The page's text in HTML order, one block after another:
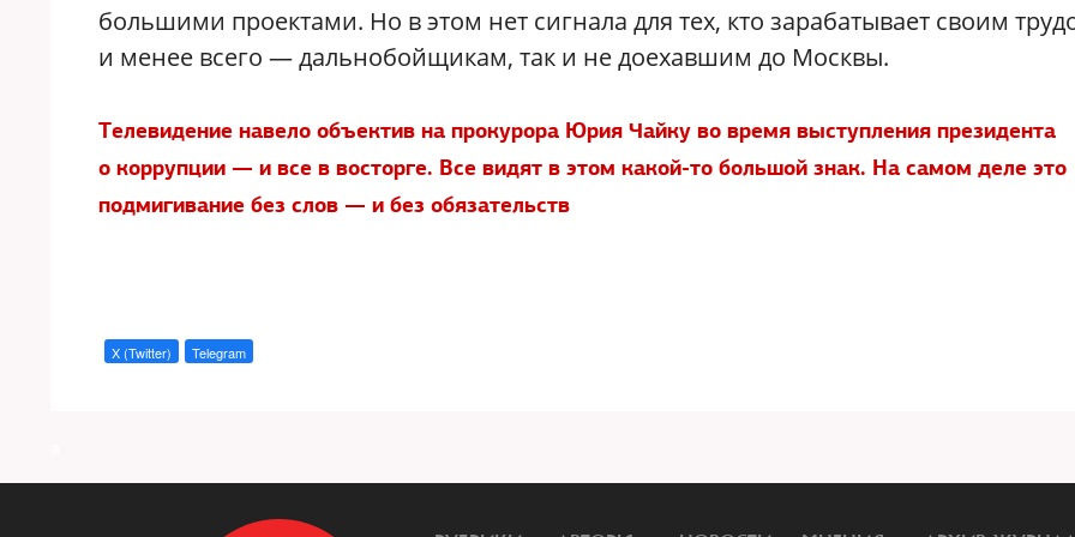
большими проектами. Но в этом нет сигнала для тех, кто зарабатывает своим
и менее всего — дальнобойщикам, так и не доехавшим до Москвы.
Телевидение навело объектив на прокурора Юрия Чайку во время выступления президента
о коррупции — и все в восторге. Все видят в этом какой-то большой знак. На самом деле это
подмигивание без слов — и без обязательств
X (Twitter) Telegram